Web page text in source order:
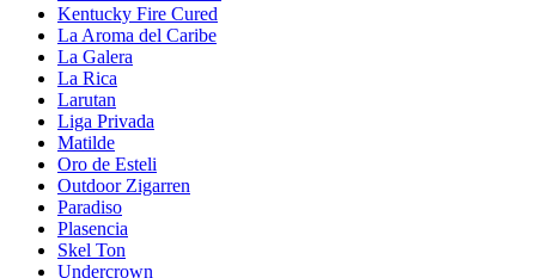
Kentucky Fire Cured
La Aroma del Caribe
La Galera
La Rica
Larutan
Liga Privada
Matilde
Oro de Esteli
Outdoor Zigarren
Paradiso
Plasencia
Skel Ton
Undercrown